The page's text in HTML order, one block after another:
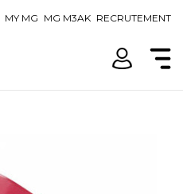
MY MG MG M3AK RECRUTEMENT